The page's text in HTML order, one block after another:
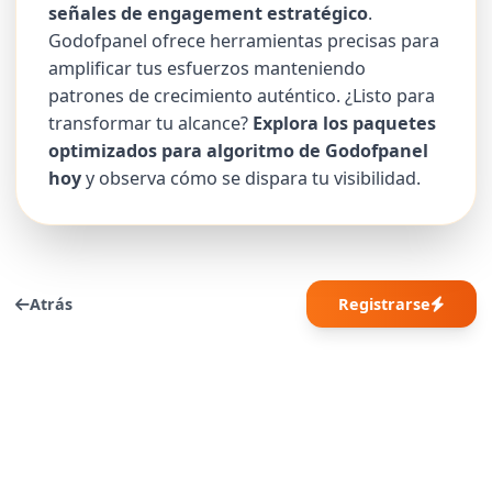
señales de engagement estratégico.
Godofpanel ofrece herramientas precisas para
amplificar tus esfuerzos manteniendo
patrones de crecimiento auténtico. ¿Listo para
transformar tu alcance? Explora los paquetes
optimizados para algoritmo de Godofpanel
hoyy observa cómo se dispara tu visibilidad.
Atrás Registrarse